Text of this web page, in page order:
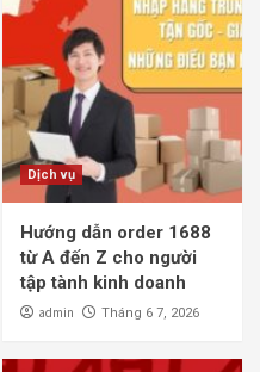
Dịch vụ
Hướng dẫn order 1688
từ A đến Z cho người
tập tành kinh doanh
admin Tháng 6 7, 2026